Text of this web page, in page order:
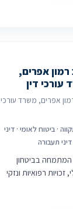
רמון אפרים,
עורכי דין
אפרים, משרד עורכי
· ביטוח לאומי · דיני
דיני תעבורה
בביטחון
זכויות רפואיות ונזקי